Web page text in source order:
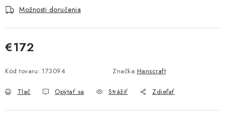
Možnosti doručenia
€172
Kód tovaru: 173094 Značka:Hanscraft
Tlač Opýtať sa Strážiť Zdieľať